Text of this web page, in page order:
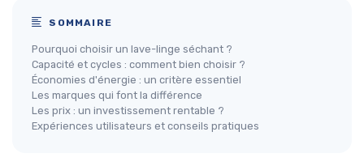
SOMMAIRE
Pourquoi choisir un lave-linge séchant ?
Capacité et cycles : comment bien choisir ?
Économies d'énergie : un critère essentiel
Les marques qui font la différence
Les prix : un investissement rentable ?
Expériences utilisateurs et conseils pratiques